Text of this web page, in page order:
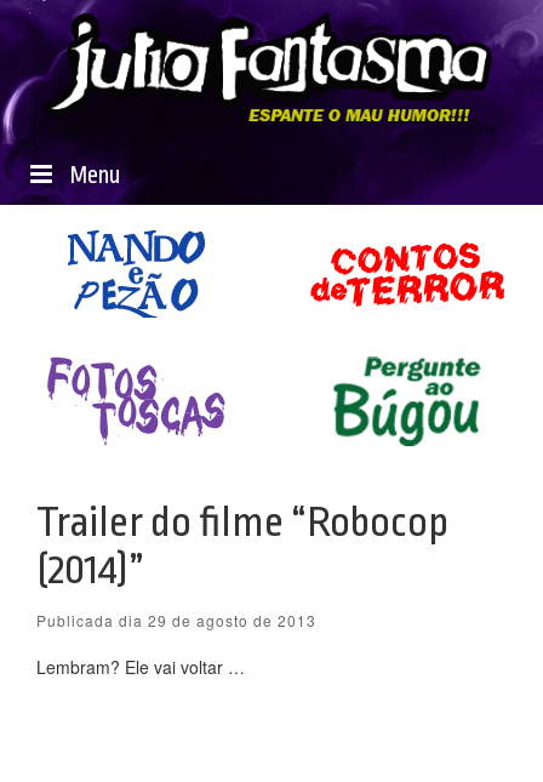
Menu
Trailer do filme “Robocop
(2014)”
Publicada dia 29 de agosto de 2013
Lembram? Ele vai voltar …